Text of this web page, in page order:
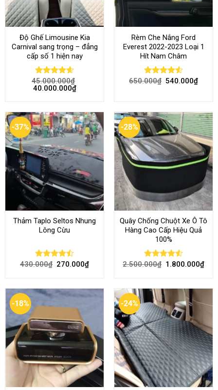
Độ Ghế Limousine Kia
Carnival sang trọng – đẳng
cấp số 1 hiện nay
Rated4.58
out of 5
45.000.000₫
40.000.000₫
Rèm Che Nắng Ford
Everest 2022-2023 Loại 1
Hít Nam Châm
Rated4.51
650.000₫ 540.000₫
-37%
Thảm Taplo Seltos Nhung
Lông Cừu
Rated
430.000₫ 270.000₫
-28%
Quây Chống Chuột Xe Ô Tô
Hàng Cao Cấp Hiệu Quả
100%
Rated 4.51
2.500.000₫ 1.800.000₫
-18% -24%